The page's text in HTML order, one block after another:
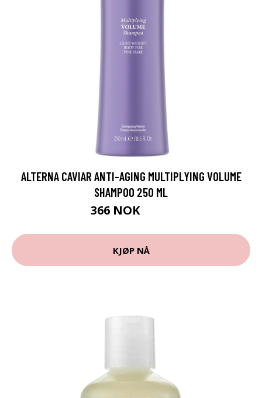
ALTERNA CAVIAR ANTI-AGING MULTIPLYING VOLUME
SHAMPOO 250 ML
366 NOK
KJØP NÅ